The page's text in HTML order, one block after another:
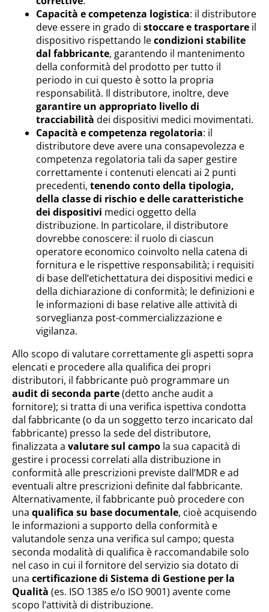
Capacità e competenza logistica: il distributore
deve essere in grado di stoccare e trasportare il
dispositivo rispettando lecondizioni stabilite
dal fabbricante, garantendo il mantenimento
della conformità del prodotto per tutto il
periodo in cui questo è sotto la propria
responsabilità. Il distributore, inoltre, deve
garantire un appropriato livello di
tracciabilità dei dispositivi medici movimentati.
Capacità e competenza regolatoria: il
distributore deve avere una consapevolezza e
competenza regolatoria tali da saper gestire
correttamente i contenuti elencati ai 2 punti
precedenti, tenendo conto della tipologia,
della classe di rischio e delle caratteristiche
dei dispositivi medici oggetto della
distribuzione. In particolare, il distributore
dovrebbe conoscere: il ruolo di ciascun
operatore economico coinvolto nella catena di
fornitura e le rispettive responsabilità; i requisiti
di base dell’etichettatura dei dispositivi medici e
della dichiarazione di conformità; le definizioni e
le informazioni di base relative alle attività di
sorveglianza post-commercializzazione e
vigilanza.
Allo scopo di valutare correttamente gli aspetti sopra
elencati e procedere alla qualifica dei propri
distributori, il fabbricante può programmare un
audit di seconda parte(detto anche audit a
fornitore); si tratta di una verifica ispettiva condotta
dal fabbricante (o da un soggetto terzo incaricato dal
fabbricante) presso la sede del distributore,
finalizzata a valutare sul campo la sua capacità di
gestire i processi correlati alla distribuzione in
conformità alle prescrizioni previste dall’MDR e ad
eventuali altre prescrizioni definite dal fabbricante.
Alternativamente, il fabbricante può procedere con
una qualifica su base documentale, cioè acquisendo
le informazioni a supporto della conformità e
valutandole senza una verifica sul campo; questa
seconda modalità di qualifica è raccomandabile solo
nel caso in cui il fornitore del servizio sia dotato di
una certificazione di Sistema di Gestione per la
Qualità (es. ISO 1385 e/o ISO 9001) avente come
scopo l’attività di distribuzione.